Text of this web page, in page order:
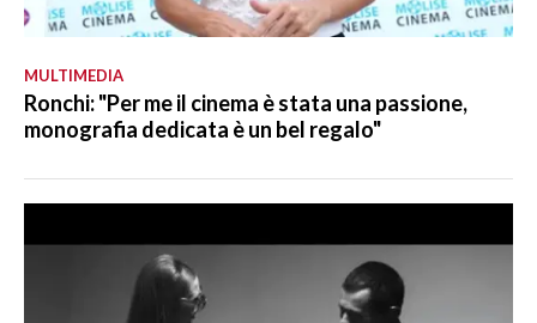
MULTIMEDIA
Ronchi: "Per me il cinema è stata una passione,
monografia dedicata è un bel regalo"